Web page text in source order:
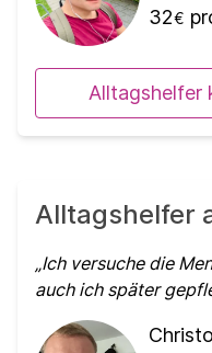
32€
Alltagshelfer
Alltagshelfer
Ich versuche die
auch ich später